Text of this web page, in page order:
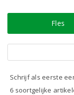
Fles
Schrijf als eerste
6 soortgelijke